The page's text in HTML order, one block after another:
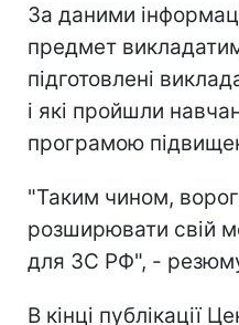
За даними
предмет
підготовлені
і які пройшли
програмою
"Таким чином,
розширювати свій
для ЗС РФ", -
В кінці публікації